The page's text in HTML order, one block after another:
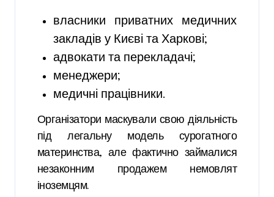
власники приватних медичних
закладів у Києві та Харкові;
адвокати та перекладачі;
менеджери;
медичні працівники.
Організатори маскували свою діяльність
під легальну модель сурогатного
материнства, але фактично займалися
незаконним продажем немовлят
іноземцям.